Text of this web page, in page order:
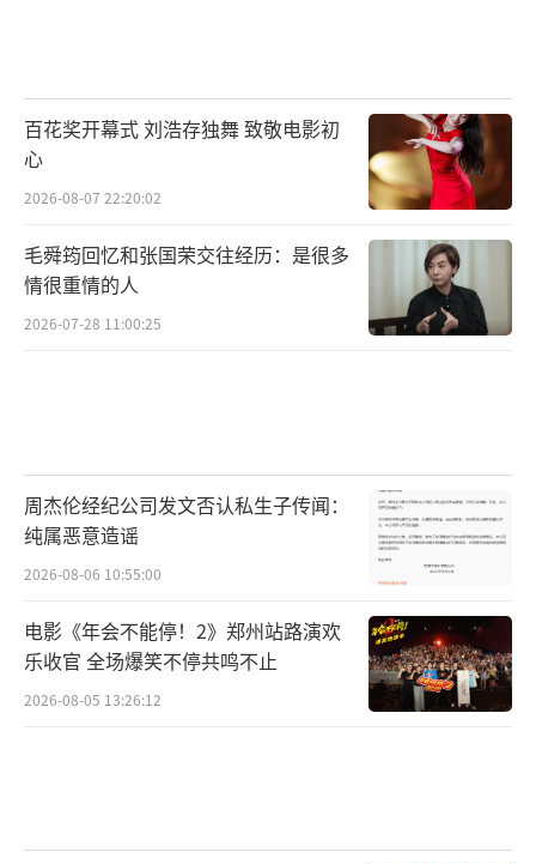
百花奖开幕式 刘浩存独舞 致敬电影初
心
2026-08-07 22:20:02
毛舜筠回忆和张国荣交往经历：是很多
情很重情的人
2026-07-28 11:00:25
周杰伦经纪公司发文否认私生子传闻：
纯属恶意造谣
2026-08-06 10:55:00
电影《年会不能停！2》郑州站路演欢
乐收官 全场爆笑不停共鸣不止
2026-08-05 13:26:12